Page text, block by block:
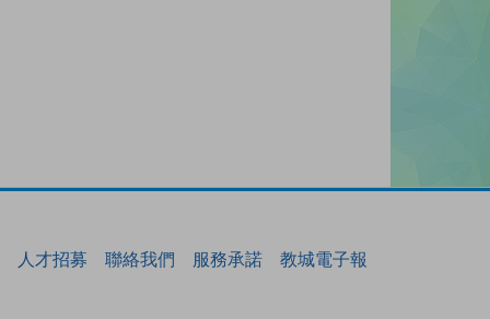
人才招募 聯絡我們 服務承諾 教城電子報